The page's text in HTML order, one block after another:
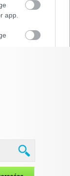
app.
Policy